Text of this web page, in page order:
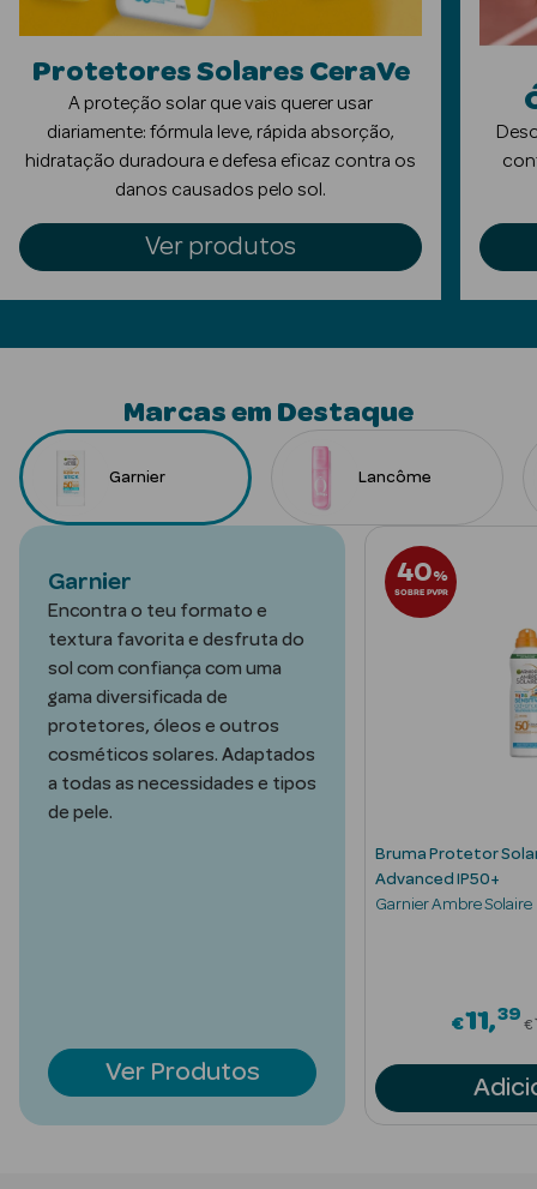
Creme de Olhos
Anti-
envelhecimento
Limpeza Facial
Água Micelar
Coffrets
Acessórios
Protetores
Solares
Protetores Solares CeraVe
A proteção solar que vais querer usar
diariamente: fórmula leve, rápida absorção,
hidratação duradoura e defesa eficaz contra os
danos causados pelo sol.
Ver produtos
Marcas em Destaque
Garnier Lancôme
Garnier
Encontra o teu formato e
textura favorita e desfruta do
sol com confiança com uma
gama diversificada de
protetores, óleos e outros
cosméticos solares. Adaptados
a todas as necessidades e tipos
de pele.
Ver Produtos
40%
SOBRE PVPR
Bruma Protetor
Advanced IP50+
Garnier Ambre Solaire
€11 39
€